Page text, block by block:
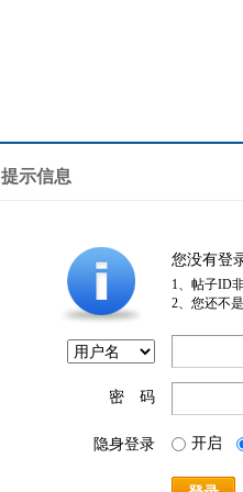
提示信息
您没有登
1、帖子ID
2、您还不
密 码
隐身登录 开启